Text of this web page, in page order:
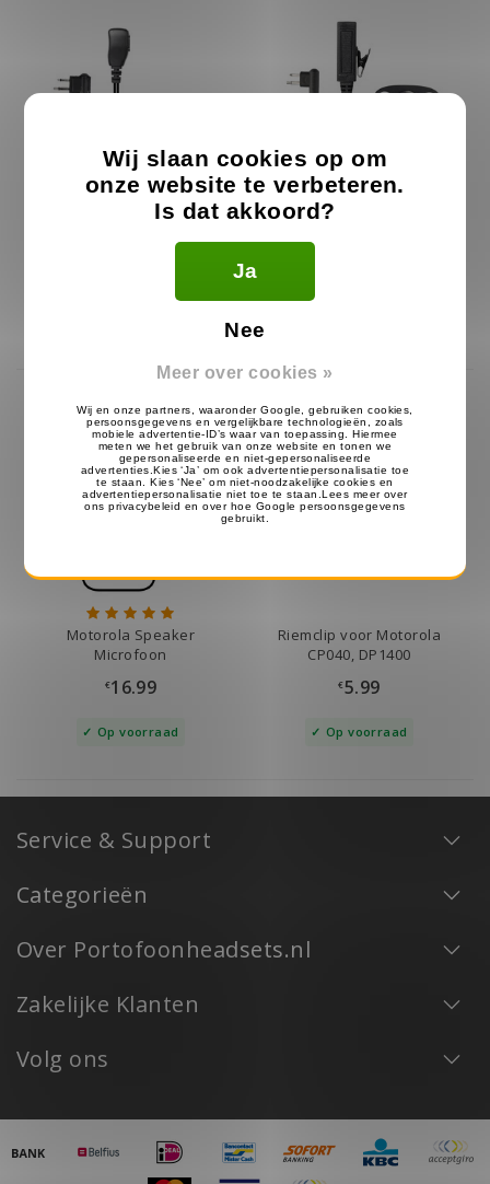
D-Shape Motorola
Portofoon Oortjes
D-Shape Heavy Duty
Headset voor Motorola
Motorola Speaker
Microfoon
€16.99
Op voorraad
Riemclip voor Motorola
CP040, DP1400
€5.99
Op voorraad
Service & Support
Categorieën
Over Portofoonheadsets.nl
Zakelijke Klanten
Volg ons
Wij slaan cookies op om
onze website te verbeteren.
Is dat akkoord?
Ja
Nee
Meer over cookies »